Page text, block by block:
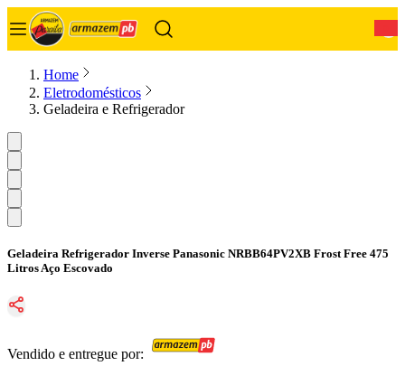
Home
Eletrodomésticos
Geladeira e Refrigerador
Geladeira Refrigerador Inverse Panasonic NRBB64PV2XB Frost Free 475
Litros Aço Escovado
Vendido e entregue por: